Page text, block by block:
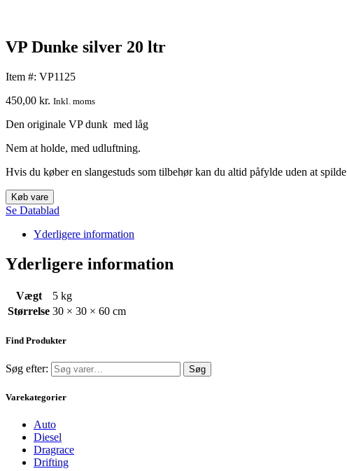
VP Dunke silver 20 ltr
Item #: VP1125
450,00 kr. Inkl. moms
Den originale VP dunk med låg
Nem at holde, med udluftning.
Hvis du køber en slangestuds som tilbehør kan du altid påfylde uden at spilde
Køb vare
Se Datablad
Yderligere information
Yderligere information
Vægt
5 kg
Størrelse 30 × 30 × 60 cm
Find Produkter
Søg efter: Søg
Varekategorier
Auto
Diesel
Dragrace
Drifting